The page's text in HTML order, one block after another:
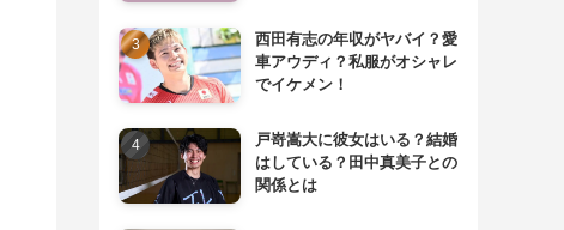
西田有志の年収がヤバイ？愛
車アウディ？私服がオシャレ
でイケメン！
戸嵜嵩大に彼女はいる？結婚
はしている？田中真美子との
関係とは